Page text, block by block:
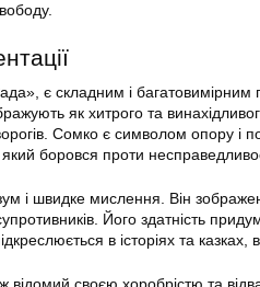
є складним і багатовимірним
як хитрого та
Сомко є символом опору і
боровся проти
і швидке мислення. Він
Його здатність
в історіях та казках,